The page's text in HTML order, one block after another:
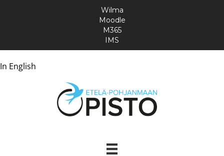
In English
Wilma
Moodle
M365
IMS